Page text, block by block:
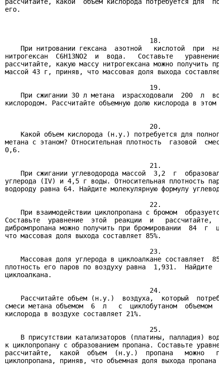
его.
                                     18.
При нитровании гексана  азотной   кислотой  при
нитрогексан  C6H13NO2  и  вода.   Составьте
рассчитайте, какую массу нитрогексана можно получить
массой 43 г, приняв, что массовая доля выхода
                                     19.
При сжигании 30 л метана  израсходовали  200  л
кислородом. Рассчитайте объемную долю кислорода в
                                     20.
Какой объем кислорода (н.у.) потребуется для
метана с этаном? Относительная плотность  газовой
0,6.
                                     21.
При сжигании углеводорода массой  3,2  г
углерода (IV) и 4,5 г воды. Относительная плотность
водороду равна 64. Найдите молекулярную формулу
                                     22.
При взаимодействии циклопропана с бромом
Составьте  уравнение  этой  реакции  и
дибромпропана можно получить при бромировании  84  г
что массовая доля выхода составляет 85%.
                                     23.
Массовая доля углерода в циклоалкане составляет
плотность его паров по воздуху равна  1,931.  Найдите
циклоалкана.
                                     24.
Рассчитайте объем (н.у.)  воздуха,  который
смеси метана объемом  6  л   с  циклобутаном
кислорода в воздухе составляет 21%.
                                     25.
В присутствии катализаторов (платины, палладия)
к циклопропану с образованием пропана. Составьте
рассчитайте,  какой  объем  (н.у.)  пропана   можно
циклопропана, приняв, что объемная доля выхода пропана